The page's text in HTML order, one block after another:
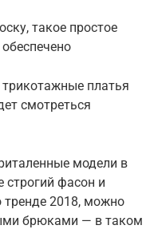
такое простое
платья
смотреться
модели в
фасон и
тренде 2018, можно
брюками — в таком